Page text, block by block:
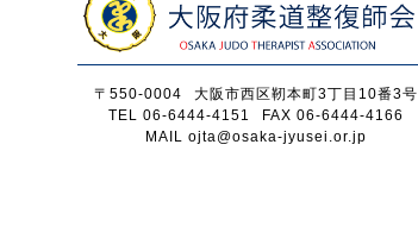
〒550-0004
大阪市西区靭本町3丁目10番3号
TEL 06-6444-4151
FAX 06-6444-4166
MAIL ojta@osaka-jyusei.or.jp